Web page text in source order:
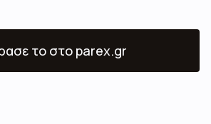
το στο parex.gr